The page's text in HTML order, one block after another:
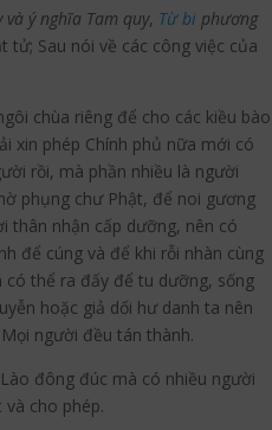
và ý nghĩa Tam quy, Từ bi phương
tử; Sau nói về các công việc của
chùa riêng để cho các kiều bào
xin phép Chính phủ nữa mới có
rồi, mà phần nhiều là người
phụng chư Phật, để noi gương
thân nhận cấp dưỡng, nên có
để cúng và để khi rỗi nhàn cùng
thể ra đấy để tu dưỡng, sống
hoặc giả dối hư danh ta nên
người đều tán thành.
đông đúc mà có nhiều người
cho phép.